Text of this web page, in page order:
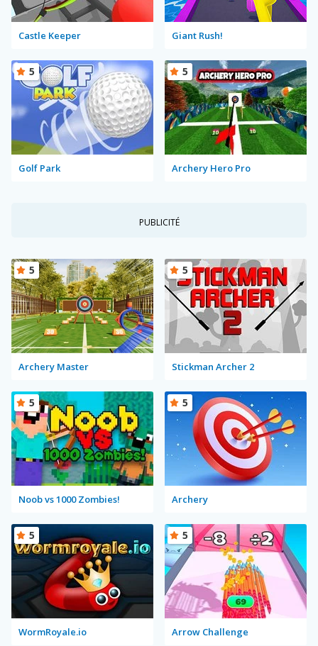
Castle Keeper Giant Rush!
Golf Park
5
Archery Hero Pro
5
PUBLICITÉ
Archery Master
5
Stickman Archer 2
5
Noob vs 1000 Zombies!
5
Archery
5
WormRoyale.io
5
Arrow Challenge
5